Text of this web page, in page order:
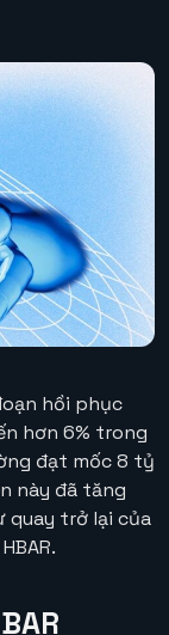
hồi phục
hơn 6% trong
đạt mốc 8 tỷ
này đã tăng
quay trở lại của